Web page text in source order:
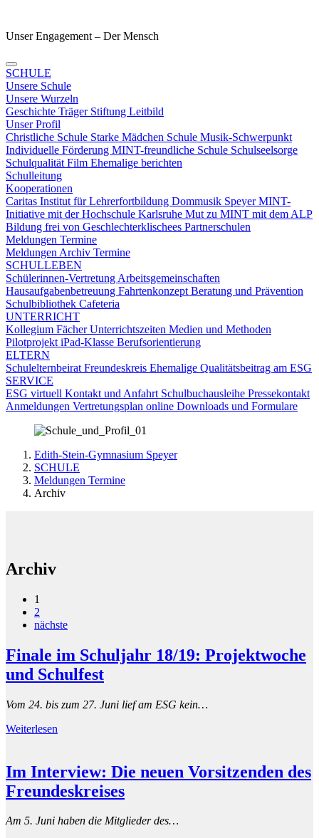
Unser Engagement – Der Mensch
SCHULE
Unsere Schule
Unsere Wurzeln
Geschichte Träger Stiftung Leitbild
Unser Profil
Christliche Schule Starke Mädchen Schule Musik-Schwerpunkt
Individuelle Förderung MINT-freundliche Schule Schulseelsorge
Schulqualität Film Ehemalige berichten
Schulleitung
Kooperationen
Caritas Institut für Lehrerfortbildung Dommusik SpeyerMINT-
Initiative mit der Hochschule Karlsruhe Mut zu MINT mit dem ALP
Bildung frei von Geschlechterklischees Partnerschulen
Meldungen Termine
Meldungen Archiv Termine
SCHULLEBEN
Schülerinnen-Vertretung Arbeitsgemeinschaften
Hausaufgabenbetreuung Fahrtenkonzept Beratung und Prävention
Schulbibliothek Cafeteria
UNTERRICHT
Kollegium FächerUnterrichtszeiten Medien und Methoden
Pilotprojekt iPad-Klasse Berufsorientierung
ELTERN
Schulelternbeirat Freundeskreis Ehemalige Qualitätsbeitrag am ESG
SERVICE
ESG virtuell Kontakt und Anfahrt Schulbuchausleihe Pressekontakt
Anmeldungen Vertretungsplan online Downloads und Formulare
Edith-Stein-Gymnasium Speyer
SCHULE
Meldungen Termine
Archiv
Archiv
1
2
nächste
Finale im Schuljahr 18/19: Projektwoche
und Schulfest
Vom 24. bis zum 27. Juni lief am ESG kein…
Weiterlesen
Im Interview: Die neuen Vorsitzenden des
Freundeskreises
Am 5. Juni haben die Mitglieder des…